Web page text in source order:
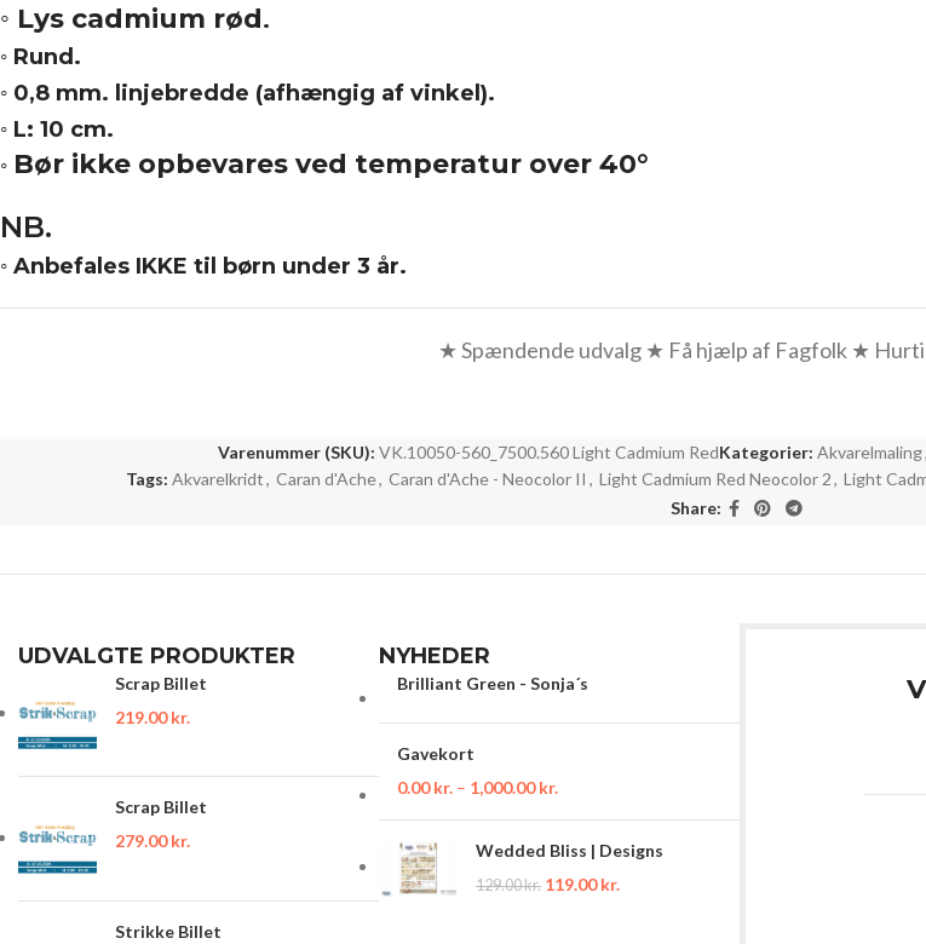
◦ Lys cadmium rød.
◦ Rund.
◦ 0,8 mm. linjebredde (afhængig af vinkel).
◦ L: 10 cm.
◦ Bør ikke opbevares ved temperatur over 40°
NB.
◦ Anbefales IKKE til børn under 3 år.
★ Spændende udvalg ★ Få hjælp af Fagfolk ★
Varenummer (SKU): VK.10050-560_7500.560 Light Cadmium RedKategorier: Akvarelmaling,
Tags: Akvarelkridt, Caran d'Ache, Caran d'Ache - Neocolor II , Light Cadmium Red Neocolor 2, Light
Share:
UDVALGTE PRODUKTER
Scrap Billet
219.00kr.
Scrap Billet
279.00kr.
Strikke Billet
NYHEDER
Brilliant Green - Sonja´s
Gavekort
0.00kr. – 1,000.00kr.
Wedded Bliss | Designs
129.00kr. 119.00kr.